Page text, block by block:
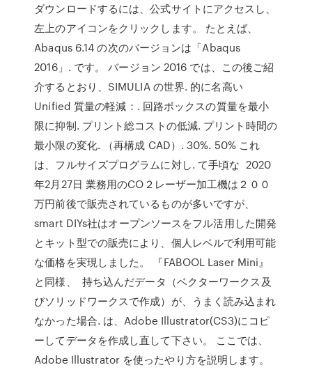
ダウンロードするには、公式サイトにアクセスし、
左上のアイコンをクリックします。 たとえば、
Abaqus 6.14 の次のバージョンは「Abaqus
2016」. です。 バージョン 2016 では、この後ご紹
介するとおり、SIMULIA の世界. 的に名高い
Unified 質量の軽減：. 回路ボックスの質量を最小
限に抑制. プリント総コストの低減. プリント時間の
最小限の変化. （再構成 CAD）. 30%. 50% これ
は、フルサイズプログラムに対し. て手頃な 2020
年2月27日 業務用のCO２レーザー加工機は２００
万円前後で販売されているものが多いですが、
smart DIYs社はオープンソースをフル活用した開発
とキット型での販売により、個人レベルで利用可能
な価格を実現しました。 『FABOOL Laser Mini』
と同様、 持ち込んだデータ（ベクターワークス及
びソリッドワークスで作成）が、うまく読み込まれ
なかった場合. は、Adobe Illustrator(CS3)にコピ
ーしてデータを作成し直して下さい。 ここでは、
Adobe Illustrator を使ったやり方を説明します。